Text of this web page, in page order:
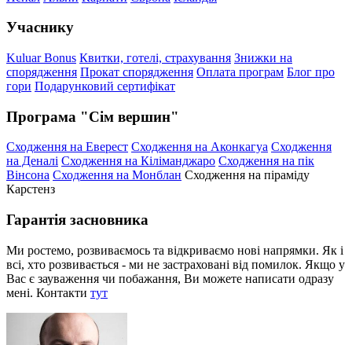
Учаснику
Kuluar Bonus Квитки, готелі, страхування Знижки на
спорядження Прокат спорядження Оплата програм Блог про
гори Подарунковий сертифікат
Програма "Сім вершин"
Сходження на Еверест Сходження на Аконкагуа Сходження
на Деналі Сходження на Кіліманджаро Сходження на пік
Вінсона Сходження на Монблан Сходження на піраміду
Карстенз
Гарантія засновника
Ми ростемо, розвиваємось та відкриваємо нові напрямки. Як і
всі, хто розвивається - ми не застраховані від помилок. Якщо у
Вас є зауваження чи побажання, Ви можете написати одразу
мені. Контакти тут